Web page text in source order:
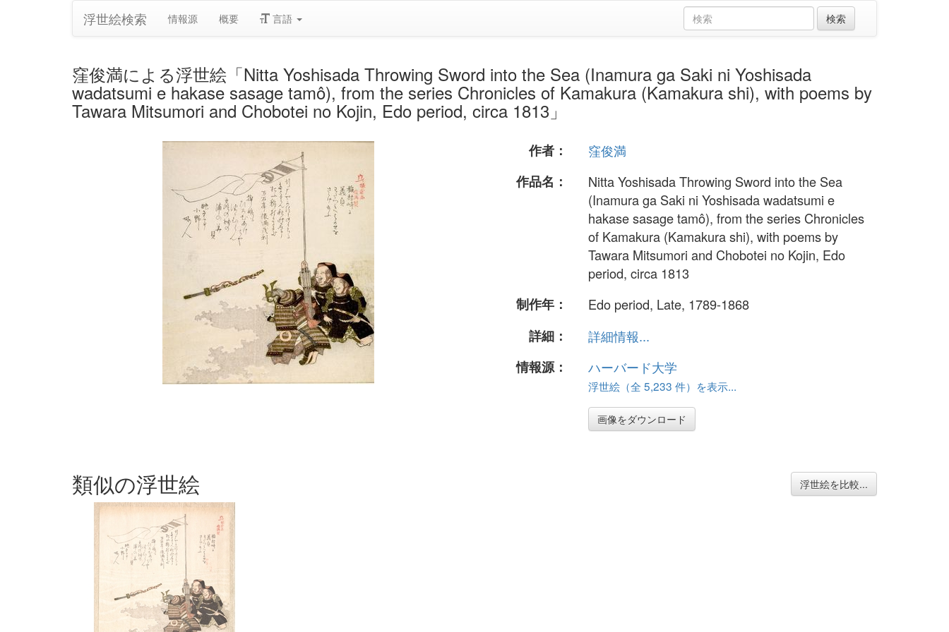
浮世絵検索 情報源 概要 言語
窪俊満による浮世絵「Nitta Yoshisada Throwing Sword into the Sea (Inamura ga Saki ni Yoshisada
wadatsumi e hakase sasage tamô), from the series Chronicles of Kamakura (Kamakura shi), with poems by
Tawara Mitsumori and Chobotei no Kojin, Edo period, circa 1813」
作者：
窪俊満
作品名：
Nitta Yoshisada Throwing Sword into the Sea
(Inamura ga Saki ni Yoshisada wadatsumi e
hakase sasage tamô), from the series Chronicles
of Kamakura (Kamakura shi), with poems by
Tawara Mitsumori and Chobotei no Kojin, Edo
period, circa 1813
制作年：
Edo period, Late, 1789-1868
詳細：
詳細情報...
情報源：
ハーバード大学
浮世絵（全 5,233 件）を表示...
画像をダウンロード
類似の浮世絵 浮世絵を比較...